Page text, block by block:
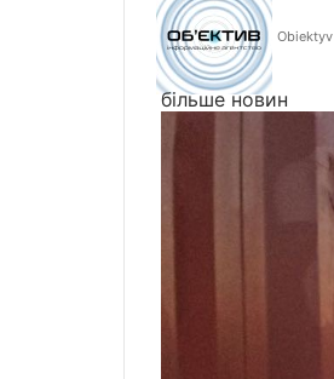
Obiektyv
більше новин